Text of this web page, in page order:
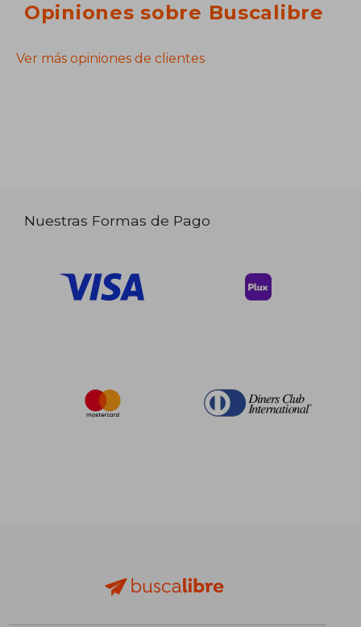
Opiniones sobre Buscalibre
Ver más opiniones de clientes
Nuestras Formas de Pago